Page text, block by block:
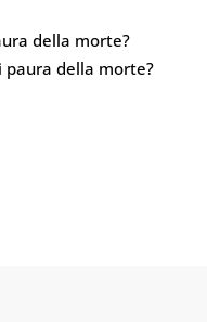
della morte?
paura della morte?